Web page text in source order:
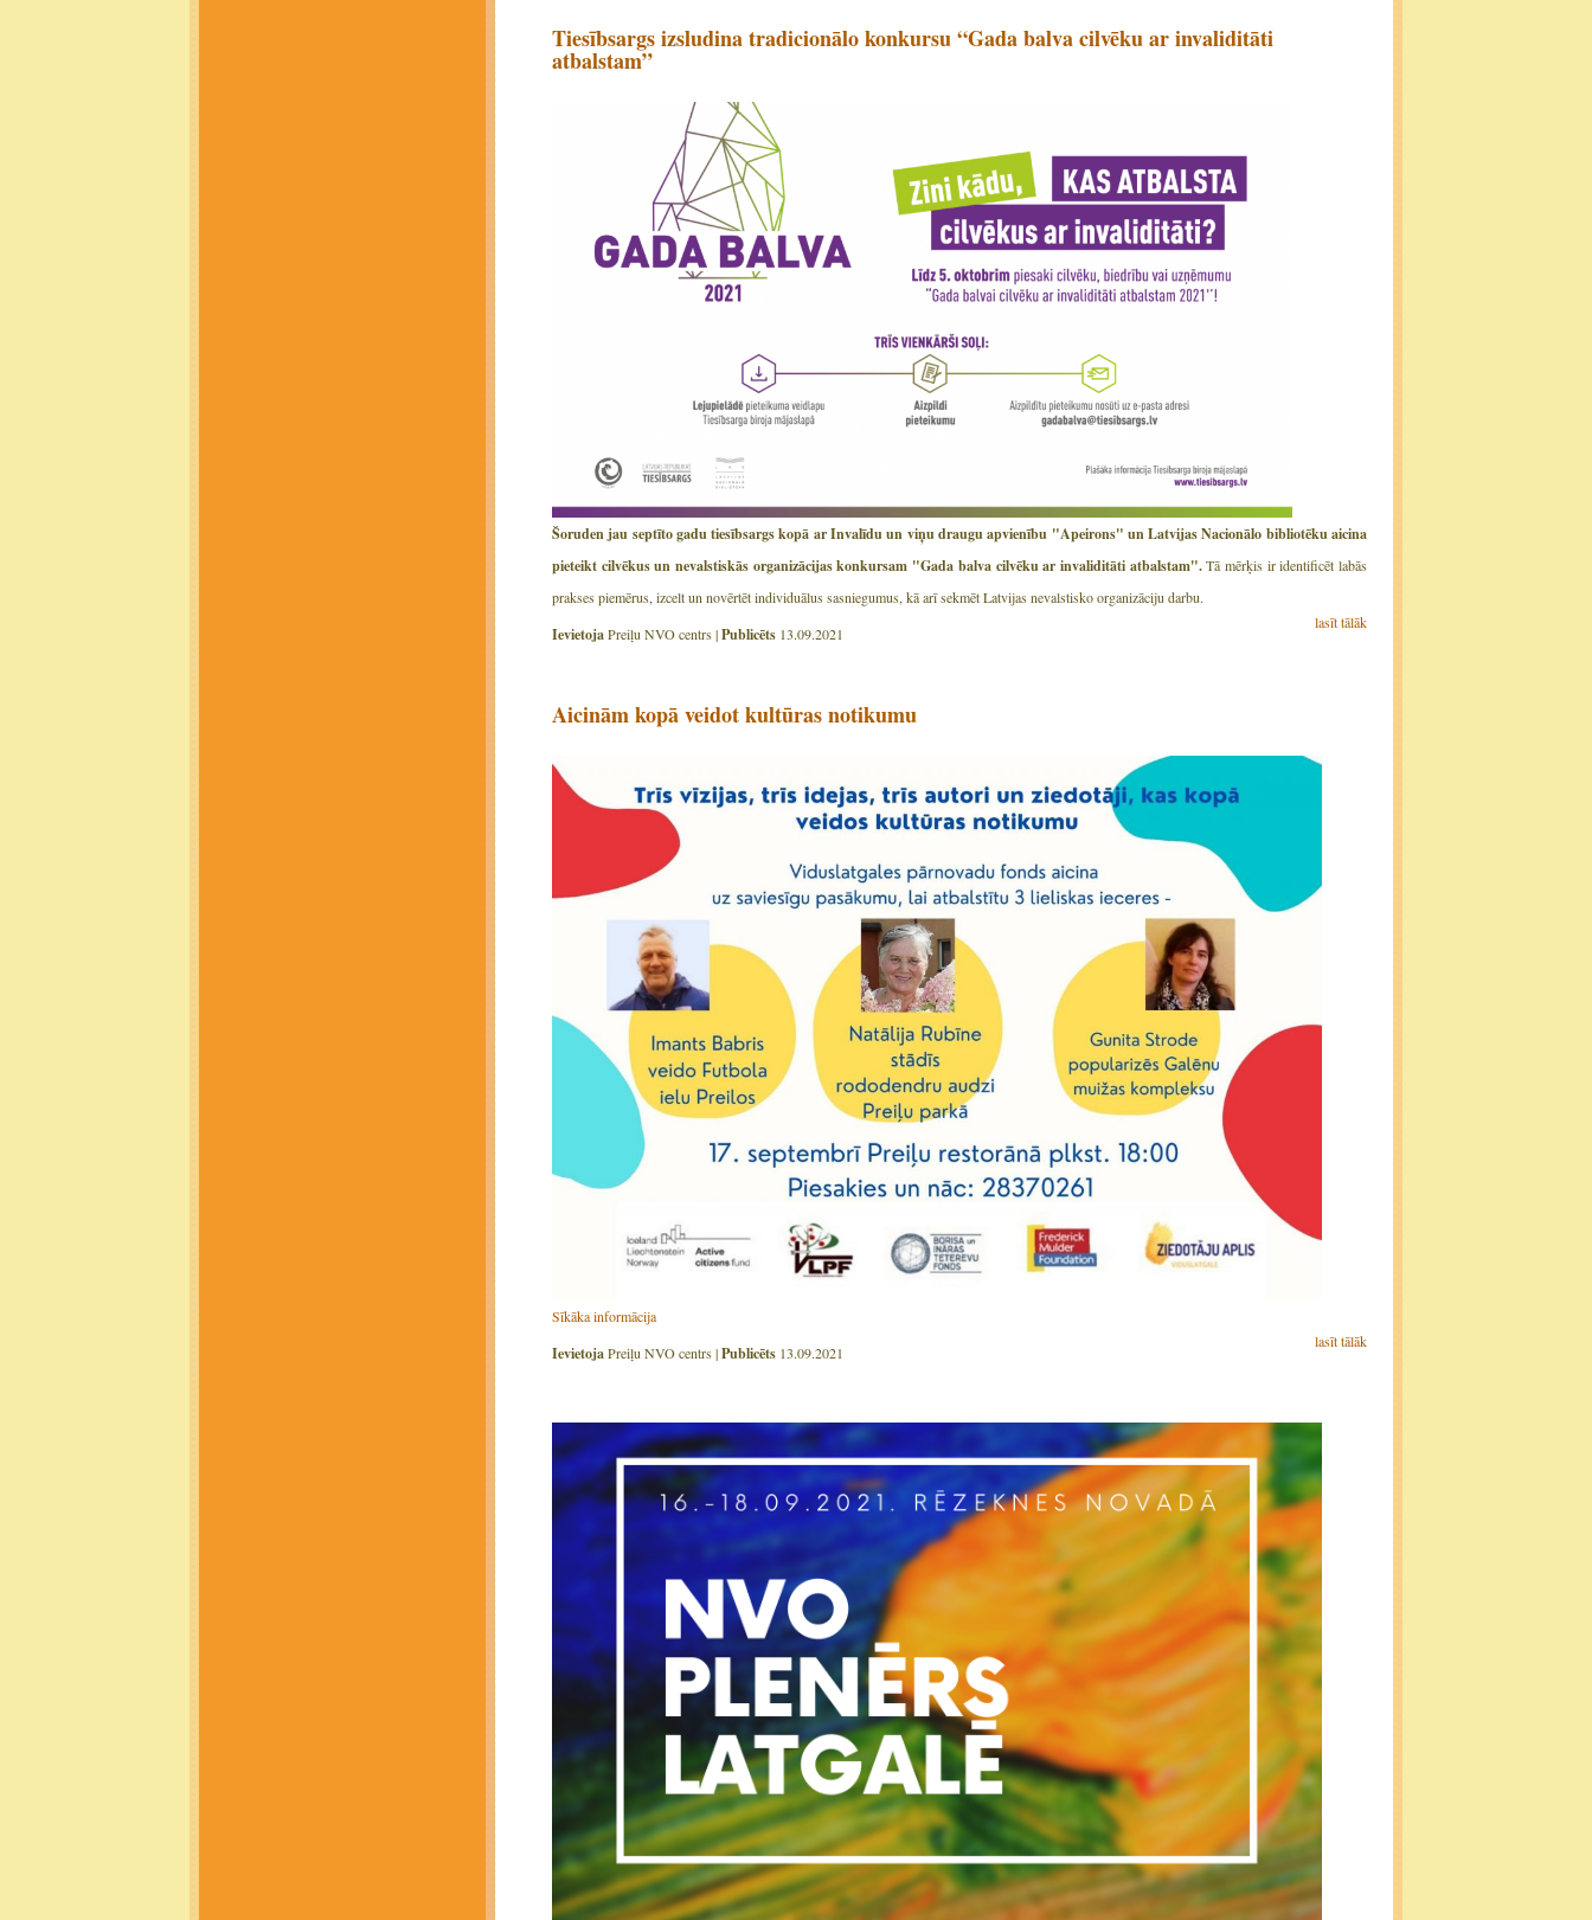
Tiesībsargs izsludina tradicionālo konkursu “Gada balva cilvēku ar invaliditāti
atbalstam”
Šoruden jau septīto gadu tiesībsargs kopā ar Invalīdu un viņu draugu apvienību "Apeirons" un Latvijas Nacionālo bibliotēku aicina
pieteikt cilvēkus un nevalstiskās organizācijas konkursam "Gada balva cilvēku ar invaliditāti atbalstam".Tā mērķis ir identificēt labās
prakses piemērus, izcelt un novērtēt individuālus sasniegumus, kā arī sekmēt Latvijas nevalstisko organizāciju darbu.
lasīt tālāk
IevietojaPreiļu NVO centrs |Publicēts 13.09.2021
Aicinām kopā veidot kultūras notikumu
Sīkāka informācija
lasīt tālāk
IevietojaPreiļu NVO centrs |Publicēts 13.09.2021